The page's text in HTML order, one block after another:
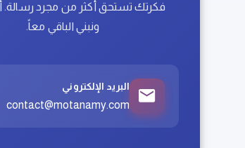
فكرتك تستحق أكثر من مجرد رسالة.
ونبني الباقي معاً.
البريد الإلكتروني
contact@motanamy.com